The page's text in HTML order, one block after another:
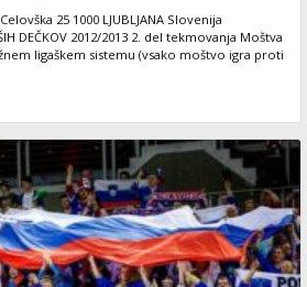
Celovška 25 1000 LJUBLJANA Slovenija
DEČKOV 2012/2013 2. del tekmovanja Moštva
ligaškem sistemu (vsako moštvo igra proti